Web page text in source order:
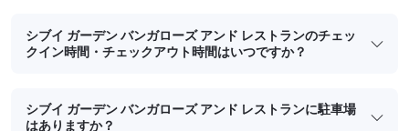
シブイ ガーデン バンガローズ アンド レストランのチェッ
クイン時間・チェックアウト時間はいつですか？
シブイ ガーデン バンガローズ アンド レストランに駐車場
はありますか？